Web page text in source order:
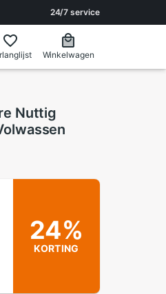
24/7 service
Winkelwagen
Nuttig
24%
KORTING